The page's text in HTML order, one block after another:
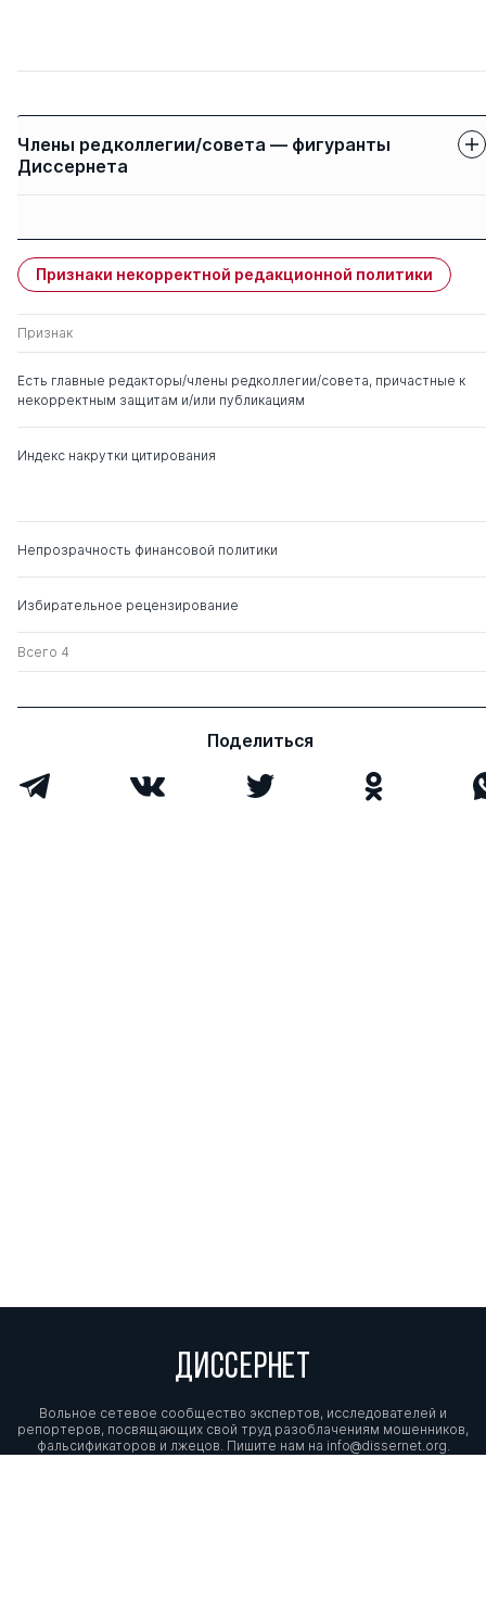
Члены редколлегии/совета — фигуранты
Диссернета
Панкова Светлана
Валентиновна
0 1
Михайловна
Иванович
Признаки некорректной редакционной политики
Признак
Есть главные редакторы/члены редколлегии/совета, причастные к
некорректным защитам и/или публикациям
Индекс накрутки цитирования
Непрозрачность финансовой политики
Избирательное рецензирование
Всего 4
Поделиться
ДИССЕРНЕТ
Вольное сетевое сообщество экспертов, исследователей и
репортеров, посвящающих свой труд разоблачениям мошенников,
фальсификаторов и лжецов. Пишите нам на info@dissernet.org.